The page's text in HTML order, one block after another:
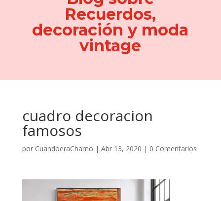
Recuerdos,
decoración y moda
vintage
cuadro decoracion
famosos
por CuandoeraChamo | Abr 13, 2020 | 0 Comentarios